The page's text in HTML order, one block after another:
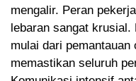
mengalir. Peran
lebaran sangat krusial.
mulai dari
memastikan seluruh